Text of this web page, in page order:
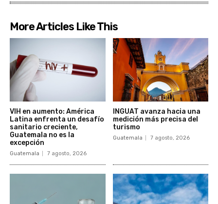
More Articles Like This
VIH en aumento: América
Latina enfrenta un desafío
sanitario creciente,
Guatemala no es la
excepción
Guatemala 7 agosto, 2026
INGUAT avanza hacia una
medición más precisa del
turismo
Guatemala 7 agosto, 2026